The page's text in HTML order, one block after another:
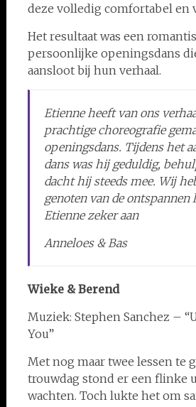
deze volledig comfortabel en
Het resultaat was een
persoonlijke openingsdans
aansloot bij hun verhaal.
Etienne heeft van ons
prachtige choreografie
openingsdans. Tijdens het
dans was hij geduldig,
dacht hij steeds mee. Wij
genoten van de ontspannen
Etienne zeker aan
Anneloes & Bas
Wieke & Berend
Muziek: Stephen Sanchez –
You”
Met nog maar twee lessen te
trouwdag stond er een flinke
wachten. Toch lukte het om